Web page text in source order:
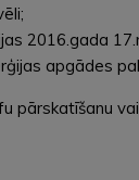
2016.gada
apgādes
pārskatīšanu